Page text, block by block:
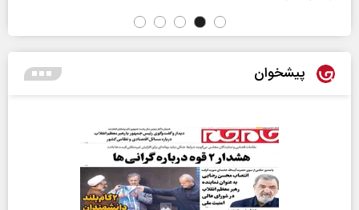
پیشخوان